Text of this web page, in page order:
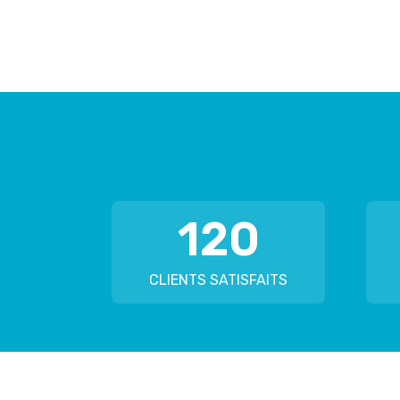
120
CLIENTS SATISFAITS